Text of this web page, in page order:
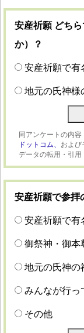
安産祈願 どち
か）？
安産祈願で有
地元の氏神様
同アンケートの内容
ドットコム、 および
データの転用・引用
安産祈願で参拝
安産祈願で有
御祭神・御本
地元の氏神の
みんなが行っ
その他